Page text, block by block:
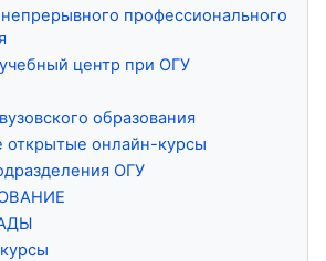
профессионального
центр при ОГУ
образования
открытые онлайн-курсы
ОГУ